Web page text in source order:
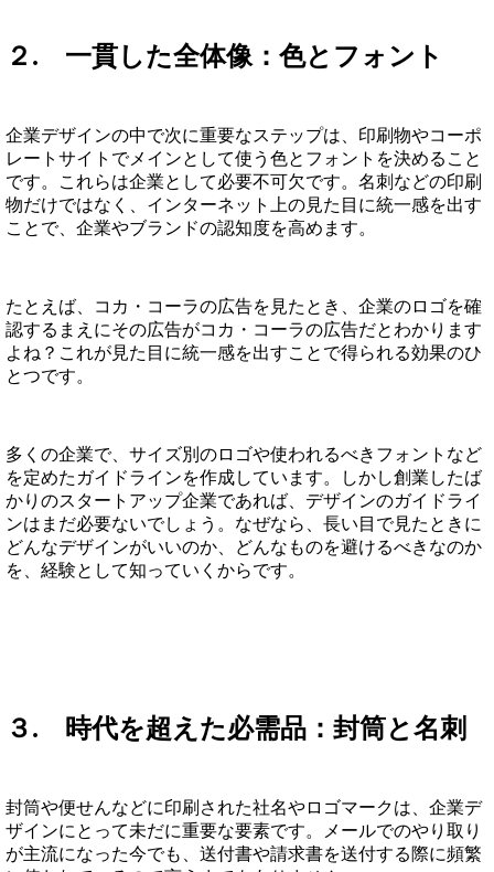
２. 一貫した全体像：色とフォント
企業デザインの中で次に重要なステップは、印刷物やコーポ
レートサイトでメインとして使う色とフォントを決めること
です。これらは企業として必要不可欠です。名刺などの印刷
物だけではなく、インターネット上の見た目に統一感を出す
ことで、企業やブランドの認知度を高めます。
たとえば、コカ・コーラの広告を見たとき、企業のロゴを確
認するまえにその広告がコカ・コーラの広告だとわかります
よね？これが見た目に統一感を出すことで得られる効果のひ
とつです。
多くの企業で、サイズ別のロゴや使われるべきフォントなど
を定めたガイドラインを作成しています。しかし創業したば
かりのスタートアップ企業であれば、デザインのガイドライ
ンはまだ必要ないでしょう。なぜなら、長い目で見たときに
どんなデザインがいいのか、どんなものを避けるべきなのか
を、経験として知っていくからです。
３. 時代を超えた必需品：封筒と名刺
封筒や便せんなどに印刷された社名やロゴマークは、企業デ
ザインにとって未だに重要な要素です。メールでのやり取り
が主流になった今でも、送付書や請求書を送付する際に頻繁